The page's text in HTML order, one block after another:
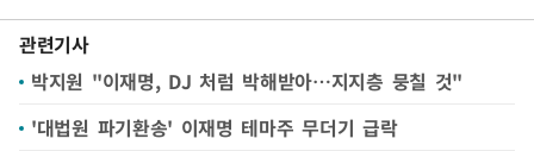
관련기사
박지원 "이재명, DJ 처럼 박해받아…지지층 뭉칠 것"
'대법원 파기환송' 이재명 테마주 무더기 급락